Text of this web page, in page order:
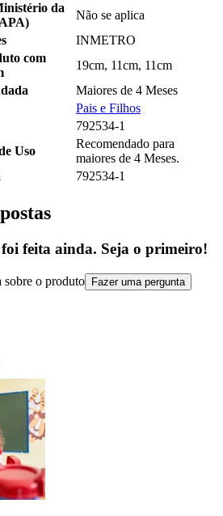
da
Não se aplica
INMETRO
com
19cm, 11cm, 11cm
Maiores de 4 Meses
Pais e Filhos
792534-1
Uso
Recomendado para
maiores de 4 Meses.
792534-1
feita ainda. Seja o primeiro!
sobre o produto Fazer uma pergunta